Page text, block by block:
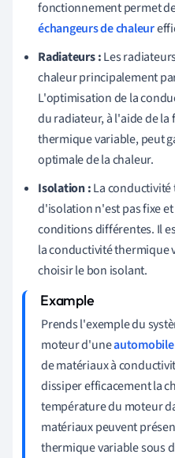
fonctionnement permet
échangeurs de chaleur
Radiateurs :Les
chaleur principalement
L'optimisation de la
du radiateur, à l'aide de
thermique variable, peut
optimale de la chaleur.
Isolation :La
d'isolation n'est pas fixe
conditions différentes. Il
la conductivité thermique
choisir le bon isolant.
Prends l'exemple du
moteur d'uneautomobile
de matériaux à
dissiper efficacement la
température du moteur
matériaux peuvent
thermique variable sous